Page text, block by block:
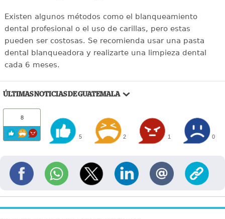
Existen algunos métodos como el blanqueamiento
dental profesional o el uso de carillas, pero estas
pueden ser costosas. Se recomienda usar una pasta
dental blanqueadora y realizarte una limpieza dental
cada 6 meses.
ÚLTIMAS NOTICIAS DE GUATEMALA
8
5 2 1 0